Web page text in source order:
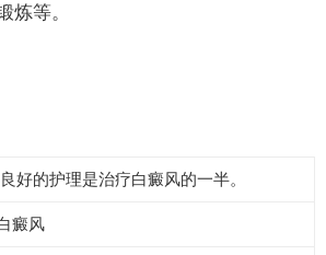
炼等。
好的护理是治疗白癜风的一半。
癜风